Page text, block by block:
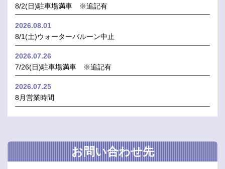
8/2(日)駐車場満車 ※追記有
2026.08.01
8/1(土)ウォーターバルーン中止
2026.07.26
7/26(日)駐車場満車 ※追記有
2026.07.25
8月営業時間
お問い合わせ先